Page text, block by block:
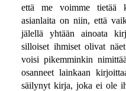
että me voimme tietää
asianlaita on niin, että
jälellä yhtään ainoata
silloiset ihmiset olivat
voisi pikemminkin
osanneet lainkaan
säilynyt kirja, joka ei ole